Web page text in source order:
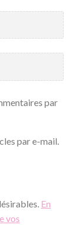
par
par e-mail.
En
vos